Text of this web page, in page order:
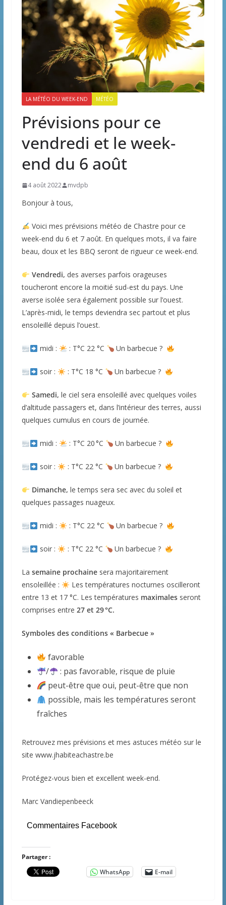
LA MÉTÉO DU WEEK-END MÉTÉO
Prévisions pour ce
vendredi et le week-
end du 6 août
4 août 2022 mvdpb
Bonjour à tous,
Voici mes prévisions météo de Chastre pour ce
week-end du 6 et 7 août. En quelques mots, il va faire
beau, doux et les BBQ seront de rigueur ce week-end.
Vendredi, des averses parfois orageuses
toucheront encore la moitié sud-est du pays. Une
averse isolée sera également possible sur l’ouest.
L’après-midi, le temps deviendra sec partout et plus
ensoleillé depuis l’ouest.
midi : : T°C 22 °C Un barbecue ?
soir : : T°C 18 °C Un barbecue ?
Samedi, le ciel sera ensoleillé avec quelques voiles
d’altitude passagers et, dans l’intérieur des terres, aussi
quelques cumulus en cours de journée.
midi : : T°C 20 °C Un barbecue ?
soir : : T°C 22 °C Un barbecue ?
Dimanche, le temps sera sec avec du soleil et
quelques passages nuageux.
midi : : T°C 22 °C Un barbecue ?
soir : : T°C 22 °C Un barbecue ?
La semaine prochainesera majoritairement
ensoleillée :
Les températures nocturnes oscilleront
entre 13 et 17 °C. Les températures maximalesseront
comprises entre 27 et 29 °C.
Symboles des conditions « Barbecue »
favorable
/
: pas favorable, risque de pluie
peut-être que oui, peut-être que non
possible, mais les températures seront
fraîches
Retrouvez mes prévisions et mes astuces météo sur le
site www.jhabiteachastre.be
Protégez-vous bien et excellent week-end.
Marc Vandiepenbeeck
Commentaires Facebook
Partager :
WhatsApp
E-mail